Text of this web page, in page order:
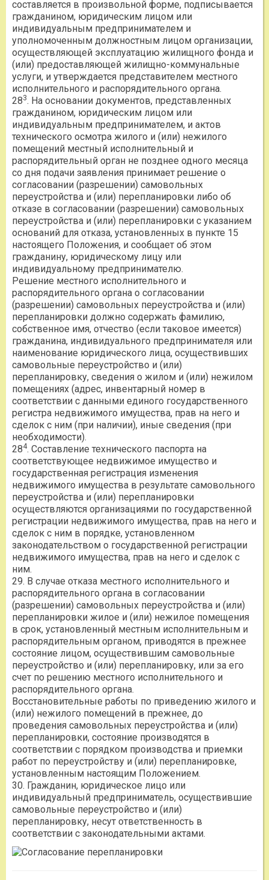
составляется в произвольной форме, подписывается
гражданином, юридическим лицом или
индивидуальным предпринимателем и
уполномоченным должностным лицом организации,
осуществляющей эксплуатацию жилищного фонда и
(или) предоставляющей жилищно-коммунальные
услуги, и утверждается представителем местного
исполнительного и распорядительного органа.
283. На основании документов, представленных
гражданином, юридическим лицом или
индивидуальным предпринимателем, и актов
технического осмотра жилого и (или) нежилого
помещений местный исполнительный и
распорядительный орган не позднее одного месяца
со дня подачи заявления принимает решение о
согласовании (разрешении) самовольных
переустройства и (или) перепланировки либо об
отказе в согласовании (разрешении) самовольных
переустройства и (или) перепланировки с указанием
оснований для отказа, установленных в пункте 15
настоящего Положения, и сообщает об этом
гражданину, юридическому лицу или
индивидуальному предпринимателю.
Решение местного исполнительного и
распорядительного органа о согласовании
(разрешении) самовольных переустройства и (или)
перепланировки должно содержать фамилию,
собственное имя, отчество (если таковое имеется)
гражданина, индивидуального предпринимателя или
наименование юридического лица, осуществивших
самовольные переустройство и (или)
перепланировку, сведения о жилом и (или) нежилом
помещениях (адрес, инвентарный номер в
соответствии с данными единого государственного
регистра недвижимого имущества, прав на него и
сделок с ним (при наличии), иные сведения (при
необходимости).
284. Составление технического паспорта на
соответствующее недвижимое имущество и
государственная регистрация изменения
недвижимого имущества в результате самовольного
переустройства и (или) перепланировки
осуществляются организациями по государственной
регистрации недвижимого имущества, прав на него и
сделок с ним в порядке, установленном
законодательством о государственной регистрации
недвижимого имущества, прав на него и сделок с
ним.
29. В случае отказа местного исполнительного и
распорядительного органа в согласовании
(разрешении) самовольных переустройства и (или)
перепланировки жилое и (или) нежилое помещения
в срок, установленный местным исполнительным и
распорядительным органом, приводятся в прежнее
состояние лицом, осуществившим самовольные
переустройство и (или) перепланировку, или за его
счет по решению местного исполнительного и
распорядительного органа.
Восстановительные работы по приведению жилого и
(или) нежилого помещений в прежнее, до
проведения самовольных переустройства и (или)
перепланировки, состояние производятся в
соответствии с порядком производства и приемки
работ по переустройству и (или) перепланировке,
установленным настоящим Положением.
30. Гражданин, юридическое лицо или
индивидуальный предприниматель, осуществившие
самовольные переустройство и (или)
перепланировку, несут ответственность в
соответствии с законодательными актами.